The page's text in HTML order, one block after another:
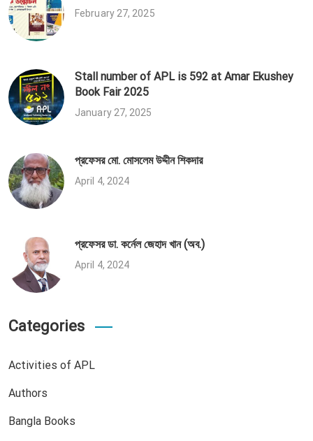
February 27, 2025
Stall number of APL is 592 at Amar Ekushey
Book Fair 2025
January 27, 2025
প্রফেসর মো. মোসলেম উদ্দীন শিকদার
April 4, 2024
প্রফেসর ডা. কর্নেল জেহাদ খান (অব.)
April 4, 2024
Categories
Activities of APL
Authors
Bangla Books